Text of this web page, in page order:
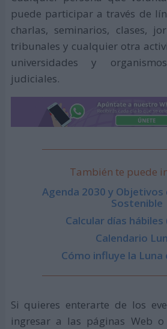
puede participar a través de
charlas, seminarios, clases,
tribunales y cualquier otra
universidades y
judiciales.
También te puede
Agenda 2030 y
Sostenible
Calcular días hábiles
Calendario
Cómo influye la Luna
Si quieres enterarte de los
ingresar a las páginas Web